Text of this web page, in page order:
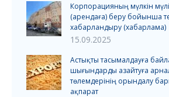
Корпорацияның мүлкін
(арендаға) беру бойынша
хабарландыру (хабарлама)
15.09.2025
Астықты тасымалдауға
шығындарды азайтуға
төлемдерінің орындалу
ақпарат